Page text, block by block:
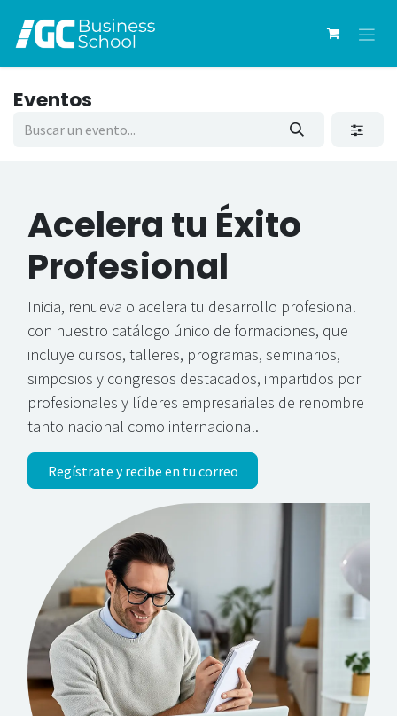
Eventos
Acelera tu Éxito
Profesional
Inicia, renueva o acelera tu desarrollo profesional
con nuestro catálogo único de formaciones, que
incluye cursos, talleres, programas, seminarios,
simposios y congresos destacados, impartidos por
profesionales y líderes empresariales de renombre
tanto nacional como internacional.
Regístrate y recibe en tu correo